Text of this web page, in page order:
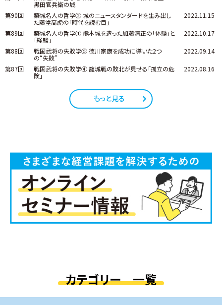
黒田官兵衛の城
第90回
築城名人の哲学② 城のニュースタンダードを生み出し
た藤堂高虎の「時代を読む目」
2022.11.15
第89回
築城名人の哲学① 熊本城を造った加藤清正の「体験」と
「経験」
2022.10.17
第88回
戦国武将の失敗学⑤ 徳川家康を成功に導いた2つ
の“失敗”
2022.09.14
第87回
戦国武将の失敗学④ 籠城戦の敗北が見せる「孤立の危
険」
2022.08.16
もっと見る
カテゴリー 一覧